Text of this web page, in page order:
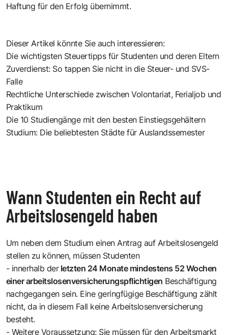
Haftung für den Erfolg übernimmt.
Dieser Artikel könnte Sie auch interessieren:
Die wichtigsten Steuertipps für Studenten und deren Eltern
Zuverdienst: So tappen Sie nicht in die Steuer- und SVS-
Falle
Rechtliche Unterschiede zwischen Volontariat, Ferialjob und
Praktikum
Die 10 Studiengänge mit den besten Einstiegsgehältern
Studium: Die beliebtesten Städte für Auslandssemester
Wann Studenten ein Recht auf
Arbeitslosengeld haben
Um neben dem Studium einen Antrag auf Arbeitslosengeld
stellen zu können, müssen Studenten
- innerhalb derletzten 24 Monate mindestens 52 Wochen
einer arbeitslosenversicherungspflichtigen Beschäftigung
nachgegangen sein. Eine geringfügige Beschäftigung zählt
nicht, da in diesem Fall keine Arbeitslosenversicherung
besteht.
- Weitere Voraussetzung: Sie müssen für den Arbeitsmarkt